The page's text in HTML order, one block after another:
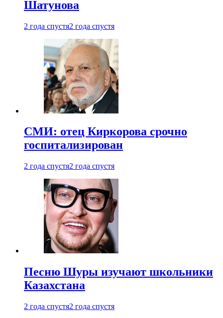
Шатунова
2 года спустя2 года спустя
СМИ: отец Киркорова срочно
госпитализирован
2 года спустя2 года спустя
Песню Шуры изучают школьники
Казахстана
2 года спустя2 года спустя